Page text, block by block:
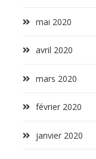
mai 2020
avril 2020
mars 2020
février 2020
janvier 2020